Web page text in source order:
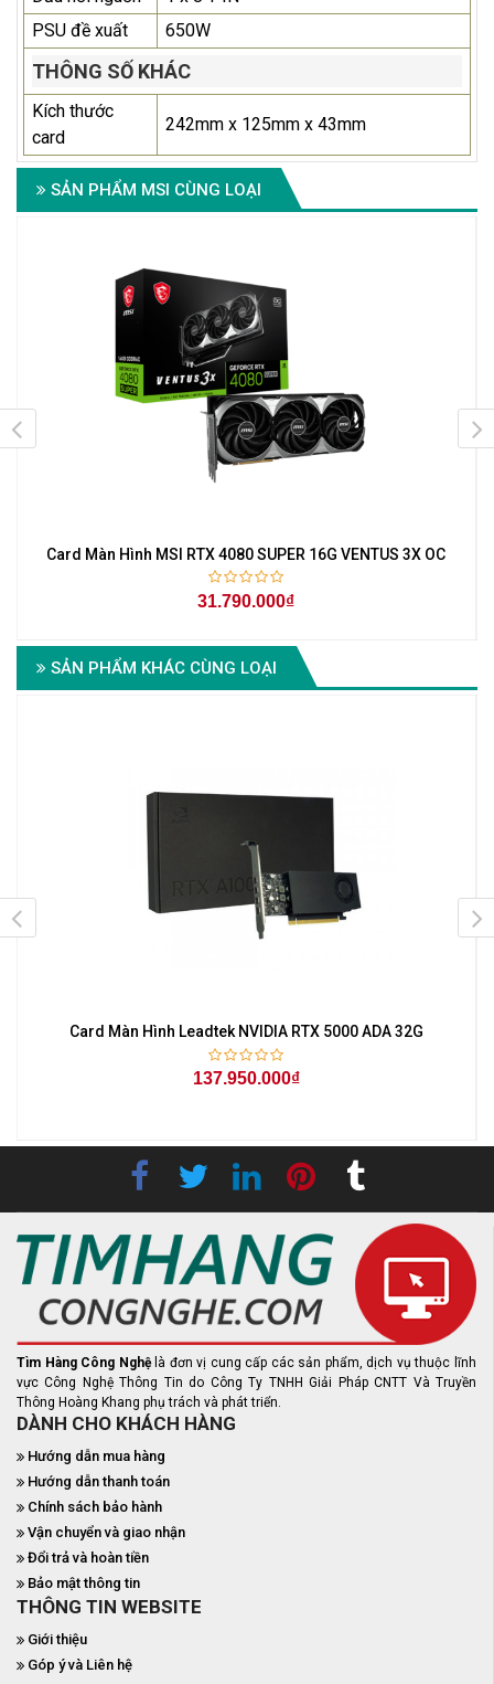
PSU đề xuất
650W
THÔNG SỐ KHÁC
Kích thước
card
242mm x 125mm x 43mm
SẢN PHẨM MSI CÙNG LOẠI
Card Màn Hình MSI RTX 4080 SUPER 16G VENTUS 3X OC
31.790.000₫
SẢN PHẨM KHÁC CÙNG LOẠI
Card Màn Hình Leadtek NVIDIA RTX 5000 ADA 32G
137.950.000₫
Tìm Hàng Công Nghệ là đơn vị cung cấp các sản phẩm, dịch vụ thuộc lĩnh
vực Công Nghệ Thông Tin do Công Ty TNHH Giải Pháp CNTT Và Truyền
Thông Hoàng Khang phụ trách và phát triển.
DÀNH CHO KHÁCH HÀNG
Hướng dẫn mua hàng
Hướng dẫn thanh toán
Chính sách bảo hành
Vận chuyển và giao nhận
Đổi trả và hoàn tiền
Bảo mật thông tin
THÔNG TIN WEBSITE
Giới thiệu
Góp ý và Liên hệ